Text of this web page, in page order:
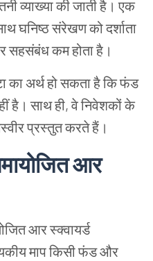
व्याख्या की जाती है। एक
घनिष्ठ संरेखण को दर्शाता
सहसंबंध कम होता है।
का अर्थ हो सकता है कि फंड
है। साथ ही, वे निवेशकों के
प्रस्तुत करते हैं।
आर
आर स्क्वायर्ड
माप किसी फंड और